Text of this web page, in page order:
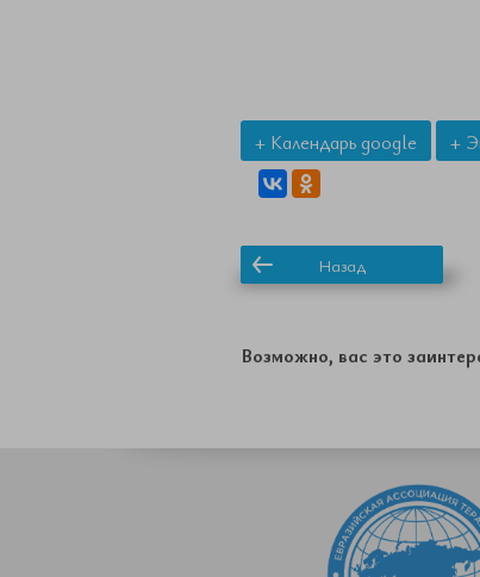
+ Календарь google +
Назад
Возможно, вас это